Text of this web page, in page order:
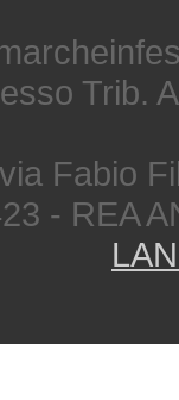
Trib.
Fabio
- REA